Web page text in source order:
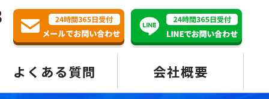
よくある質問 会社概要